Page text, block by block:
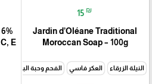
15 ₪
Jardin d’Oléane Traditional
Moroccan Soap – 100g
النيلة الزرقاء العكر فاسي الفحم وحبة البركة
E